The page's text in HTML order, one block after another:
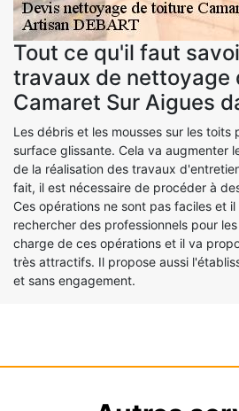
Tout ce qu'il faut
travaux de nettoyage
Camaret Sur Aigues
Les débris et les mousses sur les toits
surface glissante. Cela va augmenter
de la réalisation des travaux
fait, il est nécessaire de procéder à
Ces opérations ne sont pas faciles et
rechercher des professionnels pour
charge de ces opérations et il va
très attractifs. Il propose aussi
et sans engagement.